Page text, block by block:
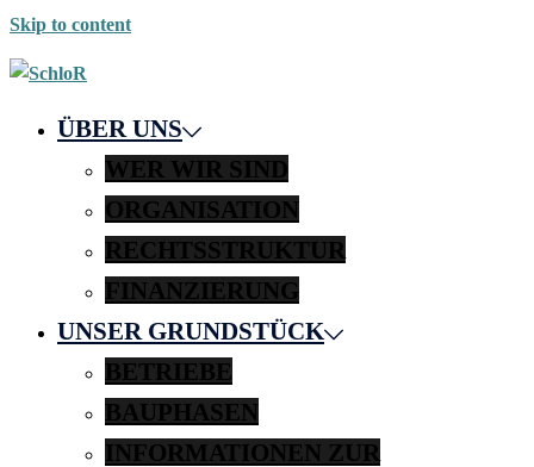
Skip to content
ÜBER UNS
WER WIR SIND
ORGANISATION
RECHTSSTRUKTUR
FINANZIERUNG
UNSER GRUNDSTÜCK
BETRIEBE
BAUPHASEN
INFORMATIONEN ZUR